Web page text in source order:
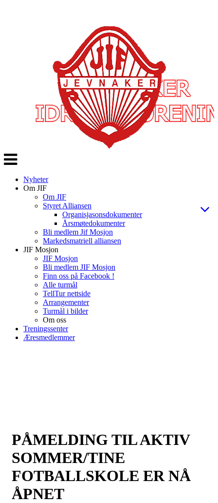
Veksle
navigasjon
Nyheter
Om JIF
Om JIF
Styret Alliansen
Organisjasonsdokumenter
Årsmøtedokumenter
Bli medlem Jif Mosjon
Markedsmatriell alliansen
JIF Mosjon
JIF Mosjon
Bli medlem JIF Mosjon
Finn oss på Facebook !
Alle turmål
TellTur nettside
Arrangementer
Turmål i bilder
Om oss
Treningssenter
Æresmedlemmer
PÅMELDING TIL AKTIV
SOMMER/TINE
FOTBALLSKOLE ER NÅ
ÅPNET